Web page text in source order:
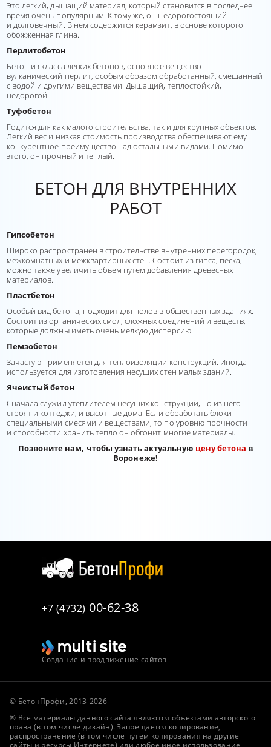
Это легкий, дышащий материал, который становится в последнее
время очень популярным. К тому же, он недорогостоящий
и долговечный. В нем содержится керамзит, в основе которого
обожженная глина.
Перлитобетон
Бетон из класса легких бетонов, основное вещество —
вулканический перлит, особым образом обработанный, смешанный
с водой и другими веществами. Дышащий, теплостойкий,
недорогой.
Туфобетон
Годится для как малого строительства, так и для крупных объектов.
Легкий вес и низкая стоимость производства обеспечивают ему
конкурентное преимущество над остальными видами. Помимо
этого, он прочный и теплый.
БЕТОН ДЛЯ ВНУТРЕННИХ
РАБОТ
Гипсобетон
Широко распространен в строительстве внутренних перегородок,
межкомнатных и межквартирных стен. Состоит из гипса, песка,
можно также увеличить объем путем добавления древесных
материалов.
Пластбетон
Особый вид бетона, подходит для полов в общественных зданиях.
Состоит из органических смол, сложных соединений и веществ,
которые должны иметь очень мелкую дисперсию.
Пемзобетон
Зачастую применяется для теплоизоляции конструкций. Иногда
используется для изготовления несущих стен малых зданий.
Ячеистый бетон
Сначала служил утеплителем несущих конструкций, но из него
строят и коттеджи, и высотные дома. Если обработать блоки
специальными смесями и веществами, то по уровню прочности
и способности хранить тепло он обгонит многие материалы.
Позвоните нам, чтобы узнать актуальную цену бетона в
Воронеже!
+7 (4732) 00-62-38
Создание и продвижение сайтов
© БетонПрофи, 2013-2026
® Все материалы данного сайта являются объектами авторского
права (в том числе дизайн). Запрещается копирование,
распространение (в том числе путем копирования на другие
сайты и ресурсы Интернете) или любое иное использование